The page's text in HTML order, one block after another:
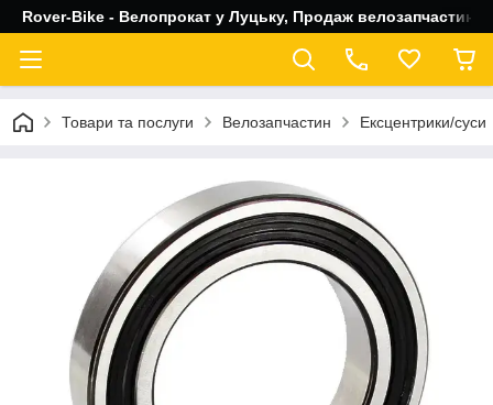
Rover-Bike - Велопрокат у Луцьку, Продаж велозапчастин,
Товари та послуги Велозапчастин Ексцентрики/суси